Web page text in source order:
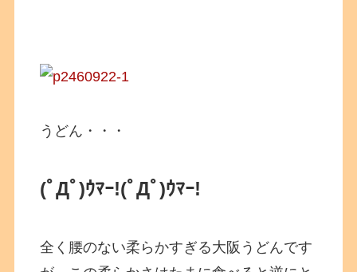
うどん・・・
(ﾟДﾟ)ｳﾏｰ!(ﾟДﾟ)ｳﾏｰ!
全く腰のない柔らかすぎる大阪うどんです